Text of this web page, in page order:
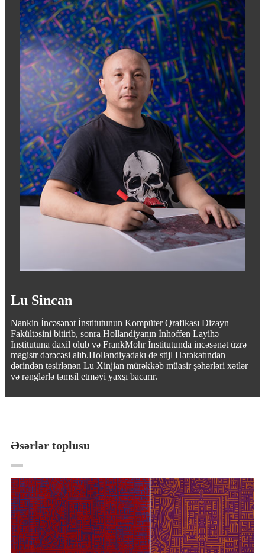
Lu Sincan
Nankin İncəsənət İnstitutunun Kompüter Qrafikası Dizayn
Fakültəsini bitirib, sonra Hollandiyanın İnhoffen Layihə
İnstitutuna daxil olub və FrankMohr İnstitutunda incəsənət üzrə
magistr dərəcəsi alıb.Hollandiyadakı de stijl Hərəkatından
dərindən təsirlənən Lu Xinjian mürəkkəb müasir şəhərləri xətlər
və rənglərlə təmsil etməyi yaxşı bacarır.
Əsərlər toplusu